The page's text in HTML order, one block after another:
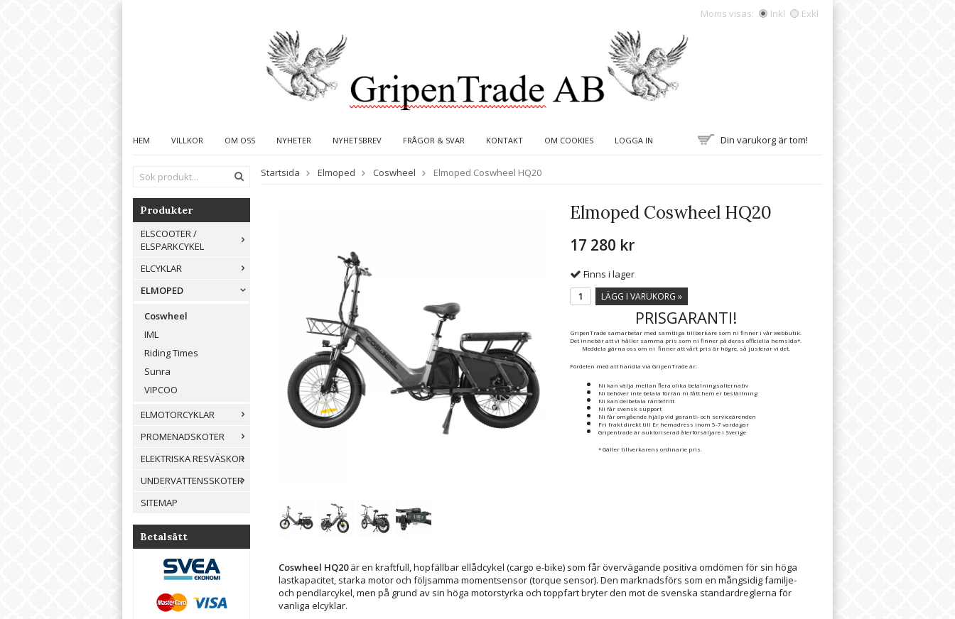
Moms visas: Inkl Exkl
HEM VILLKOR OM OSS NYHETER NYHETSBREV FRÅGOR & SVAR KONTAKT OM COOKIES LOGGA IN Din varukorg är tom!
Produkter
ELSCOOTER /
ELSPARKCYKEL
ELCYKLAR
ELMOPED
Coswheel
IML
Riding Times
Sunra
VIPCOO
ELMOTORCYKLAR
PROMENADSKOTER
ELEKTRISKA RESVÄSKOR
UNDERVATTENSSKOTER
SITEMAP
Betalsätt
Startsida Elmoped Coswheel Elmoped Coswheel HQ20
Elmoped Coswheel HQ20
17 280 kr
Finns i lager
LÄGG I VARUKORG »
PRISGARANTI!
GripenTrade samarbetar med samtliga tillberkare som ni finner i vår webbutik.
Det innebär att vi håller samma pris som ni finner på deras officiella hemsida*.
Meddela gärna oss om ni finner att vårt pris är högre, så justerar vi det.
Fördelen med att handla via GripenTrade är:
Ni kan välja mellan flera olika betalningsalternativ
Ni behöver inte betala förrän ni fått hem er beställning
Ni kan delbetala räntefritt
Ni får svensk support
Ni får omgående hjälp vid garanti- och serviceärenden
Fri frakt direkt till Er hemadress inom 5-7 vardagar
Gripentrade är auktoriserad återförsäljare i Sverige
* Gäller tillverkarens ordinarie pris.
Coswheel HQ20är en kraftfull, hopfällbar ellådcykel (cargo e-bike) som får övervägande positiva omdömen för sin höga
lastkapacitet, starka motor och följsamma momentsensor (torque sensor). Den marknadsförs som en mångsidig familje-
och pendlarcykel, men på grund av sin höga motorstyrka och toppfart bryter den mot de svenska standardreglerna för
vanliga elcyklar.